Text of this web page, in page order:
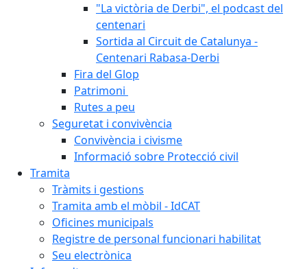
"La victòria de Derbi", el podcast del
centenari
Sortida al Circuit de Catalunya -
Centenari Rabasa-Derbi
Fira del Glop
Patrimoni
Rutes a peu
Seguretat i convivència
Convivència i civisme
Informació sobre Protecció civil
Tramita
Tràmits i gestions
Tramita amb el mòbil - IdCAT
Oficines municipals
Registre de personal funcionari habilitat
Seu electrònica